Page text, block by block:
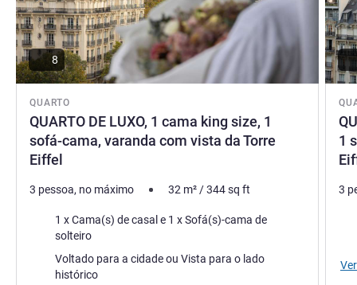
QUARTO
QUARTO DE LUXO, 1 cama king size, 1
sofá-cama, varanda com vista da Torre
Eiffel
8
3 pessoa, no máximo 32 m²/344sq ft
Roupa de cama
1 x Cama(s) de casal e 1 x Sofá(s)-cama de
solteiro
Vistas:Voltado para a cidade ou Vista para o lado
histórico
1
3